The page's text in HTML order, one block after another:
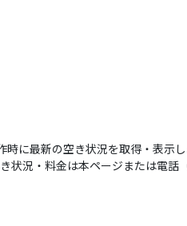
に最新の空き状況を取得・表示
状況・料金は本ページまたは電話